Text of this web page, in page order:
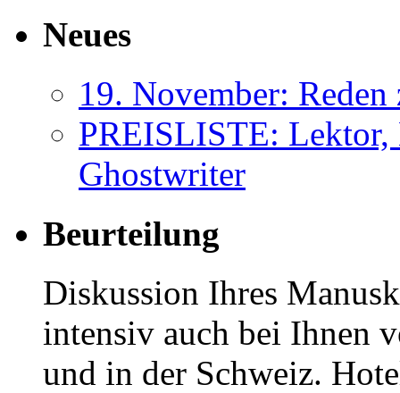
Neues
19. November:
PREISLISTE: Lektor,
Ghostwriter
Beurteilung
Diskussion Ihres
intensiv auch bei Ihnen
und in der Schweiz.